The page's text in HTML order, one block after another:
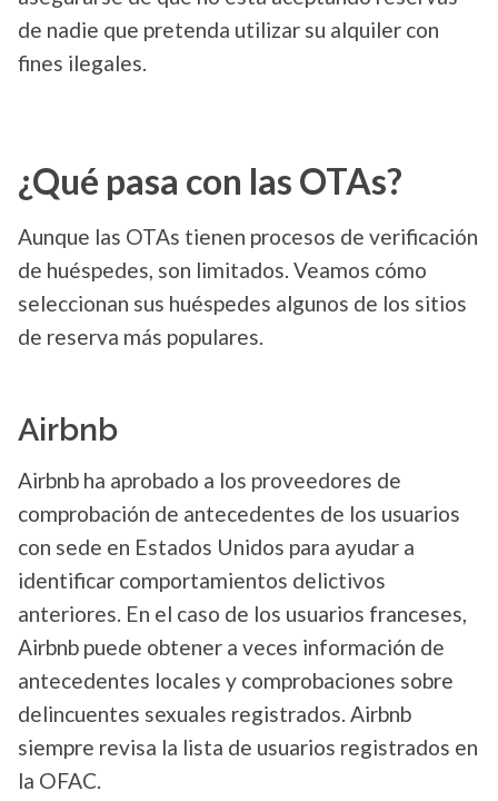
de nadie que pretenda utilizar su alquiler con
fines ilegales.
¿Qué pasa con las OTAs?
Aunque las OTAs tienen procesos de verificación
de huéspedes, son limitados. Veamos cómo
seleccionan sus huéspedes algunos de los sitios
de reserva más populares.
Airbnb
Airbnb ha aprobado a los proveedores de
comprobación de antecedentes de los usuarios
con sede en Estados Unidos para ayudar a
identificar comportamientos delictivos
anteriores. En el caso de los usuarios franceses,
Airbnb puede obtener a veces información de
antecedentes locales y comprobaciones sobre
delincuentes sexuales registrados. Airbnb
siempre revisa la lista de usuarios registrados en
la OFAC.